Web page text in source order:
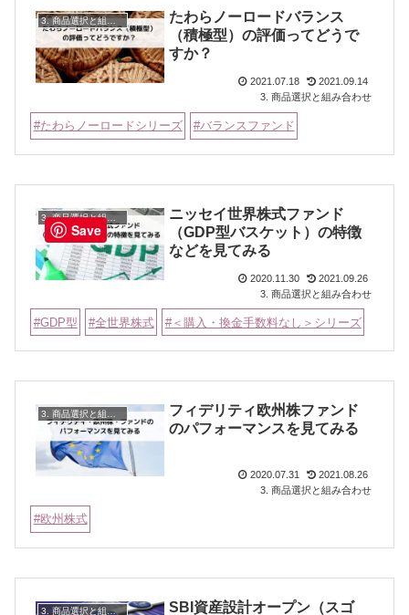
3. 商品選択と組み合わせ
たわらノーロードバランス
（積極型）の評価ってどうで
すか？
2021.07.18
2021.09.14
3. 商品選択と組み合わせ
たわらノーロードシリーズ バランスファンド
3. 商品選択と組み合わせ
ニッセイ世界株式ファンド
（GDP型バスケット）の特徴
などを見てみる
2020.11.30
2021.09.26
3. 商品選択と組み合わせ
GDP型 全世界株式 ＜購入・換金手数料なし＞シリーズ
3. 商品選択と組み合わせ
フィデリティ欧州株ファンド
のパフォーマンスを見てみる
2020.07.31
2021.08.26
3. 商品選択と組み合わせ
欧州株式
3. 商品選択と組み合わせ
SBI資産設計オープン（スゴ
Save